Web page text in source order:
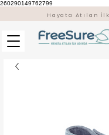
260290149762799
Hayata Atılan İlk